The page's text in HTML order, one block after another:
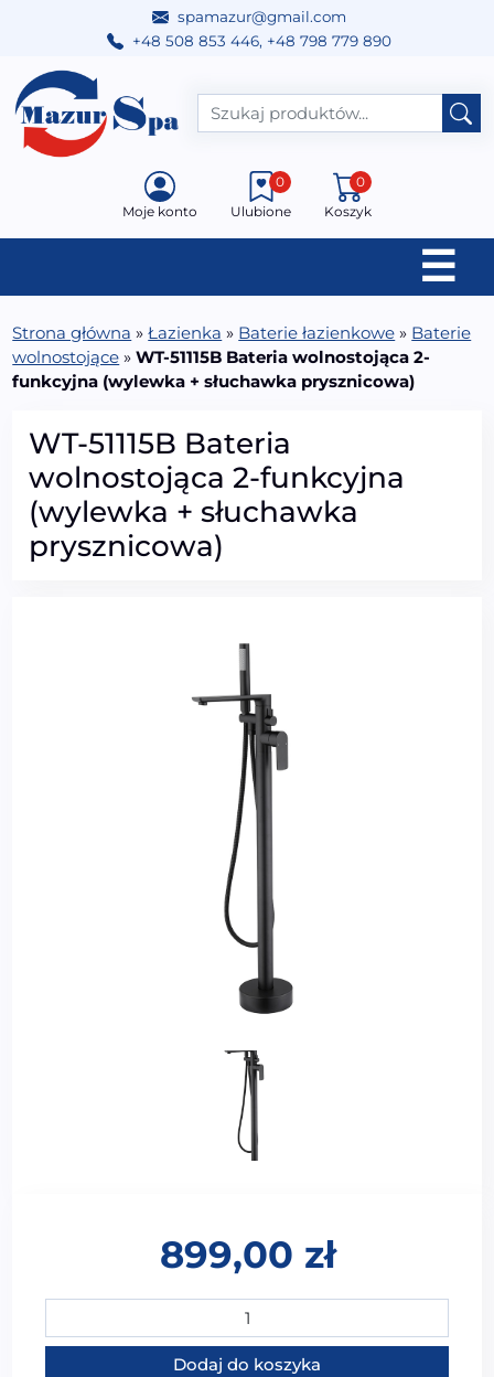
spamazur@gmail.com
+48 508 853 446, +48 798 779 890
Przejdź do treści
Main Navigation
Moje konto Ulubione
0
Koszyk
0
☰
Strona główna »Łazienka » Baterie łazienkowe » Baterie
wolnostojące »WT-51115B Bateria wolnostojąca 2-
funkcyjna (wylewka + słuchawka prysznicowa)
WT-51115B Bateria
wolnostojąca 2-funkcyjna
(wylewka + słuchawka
prysznicowa)
899,00 zł
ilość WT-51115B Bateria wolnostojąca 2-funkcyjna
Dodaj do koszyka